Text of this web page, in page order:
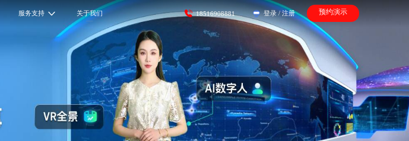
服务支持 关于我们 18516908881 登录 / 注册 预约演示